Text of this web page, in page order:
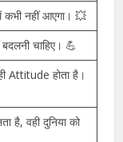
दुनिया को हिला
😎
दिमाग है!” 😜
नहीं आएगा। 💥